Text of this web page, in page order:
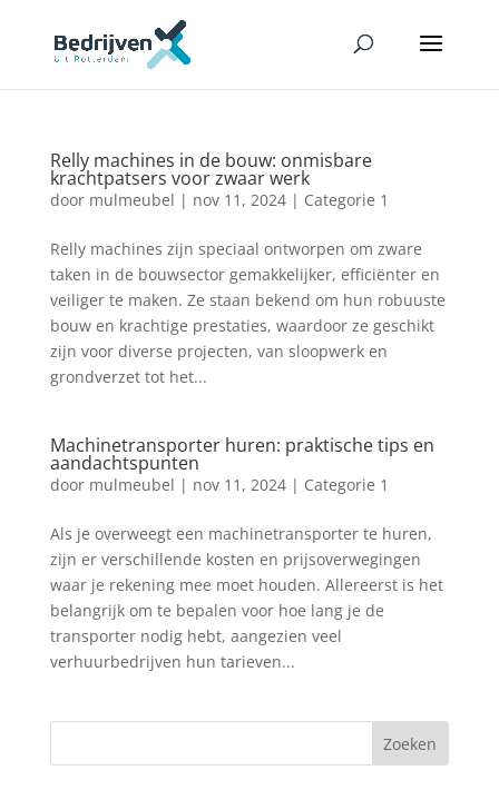
Relly machines in de bouw: onmisbare
krachtpatsers voor zwaar werk
door mulmeubel | nov 11, 2024| Categorie 1
Relly machines zijn speciaal ontworpen om zware
taken in de bouwsector gemakkelijker, efficiënter en
veiliger te maken. Ze staan bekend om hun robuuste
bouw en krachtige prestaties, waardoor ze geschikt
zijn voor diverse projecten, van sloopwerk en
grondverzet tot het...
Machinetransporter huren: praktische tips en
aandachtspunten
door mulmeubel | nov 11, 2024| Categorie 1
Als je overweegt een machinetransporter te huren,
zijn er verschillende kosten en prijsoverwegingen
waar je rekening mee moet houden. Allereerst is het
belangrijk om te bepalen voor hoe lang je de
transporter nodig hebt, aangezien veel
verhuurbedrijven hun tarieven...